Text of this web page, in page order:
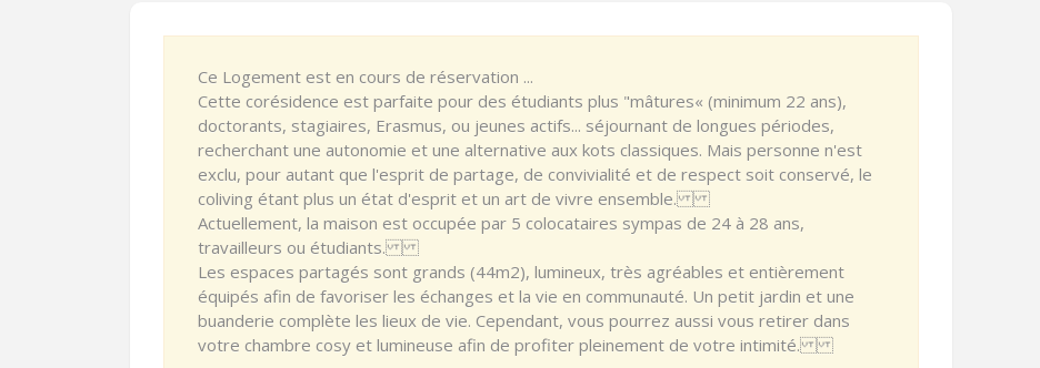
Ce Logement est en cours de réservation ...
Cette corésidence est parfaite pour des étudiants plus "mâtures« (minimum 22 ans),
doctorants, stagiaires, Erasmus, ou jeunes actifs... séjournant de longues périodes,
recherchant une autonomie et une alternative aux kots classiques. Mais personne n'est
exclu, pour autant que l'esprit de partage, de convivialité et de respect soit conservé, le
coliving étant plus un état d'esprit et un art de vivre ensemble.
Actuellement, la maison est occupée par 5 colocataires sympas de 24 à 28 ans,
travailleurs ou étudiants.
Les espaces partagés sont grands (44m2), lumineux, très agréables et entièrement
équipés afin de favoriser les échanges et la vie en communauté. Un petit jardin et une
buanderie complète les lieux de vie. Cependant, vous pourrez aussi vous retirer dans
votre chambre cosy et lumineuse afin de profiter pleinement de votre intimité.